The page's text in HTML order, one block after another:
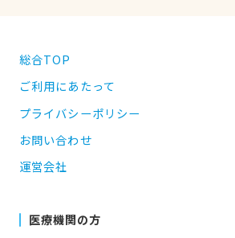
総合TOP
ご利用にあたって
プライバシーポリシー
お問い合わせ
運営会社
医療機関の方